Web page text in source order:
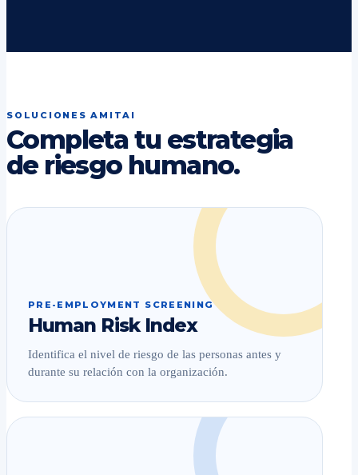
SOLUCIONES AMITAI
Completa tu estrategia
de riesgo humano.
PRE-EMPLOYMENT SCREENING
Human Risk Index
Identifica el nivel de riesgo de las personas antes y
durante su relación con la organización.